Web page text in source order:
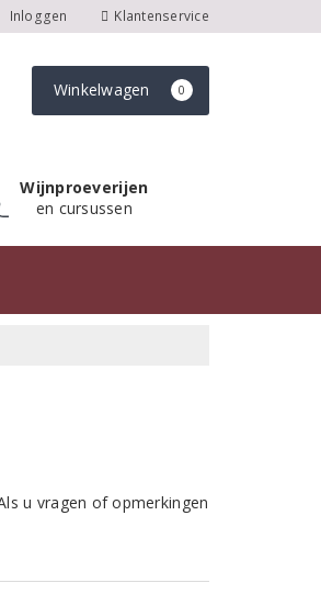
Inloggen Klantenservice
Winkelwagen 0
Wijnproeverijen
en cursussen
u vragen of opmerkingen